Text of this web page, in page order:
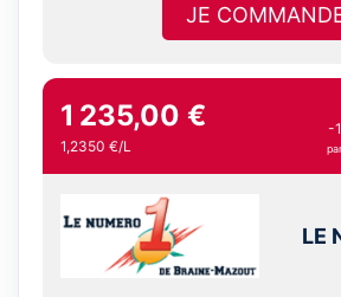
JE
1 235,00 €
1,2350 €/L
-
LE